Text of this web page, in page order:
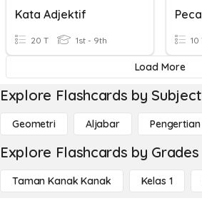
Kata Adjektif
20 T 1st - 9th 10
Load More
Explore Flashcards by Subject
Geometri Aljabar
Explore Flashcards by Grades
Taman Kanak Kanak Kelas 1